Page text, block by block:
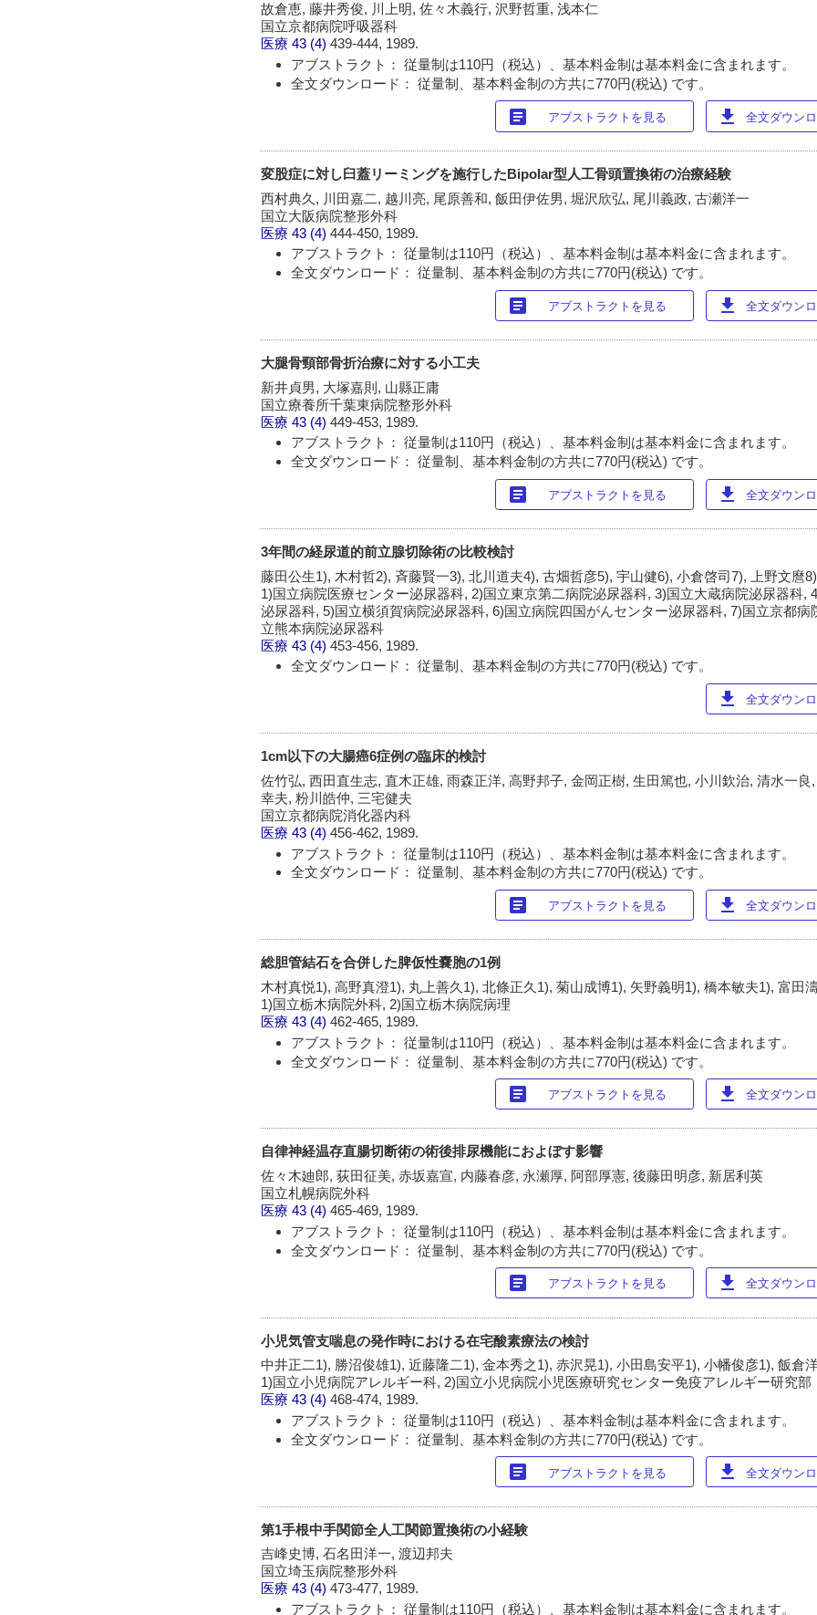
故倉恵, 藤井秀俊, 川上明, 佐々木義行, 沢野哲重, 浅本仁
国立京都病院呼吸器科
医療 43 (4)439-444, 1989.
アブストラクト： 従量制は110円（税込）、基本料金制は基本料金に含まれます。
全文ダウンロード： 従量制、基本料金制の方共に770円(税込) です。
article アブストラクトを見る download 全文ダウン
変股症に対し臼蓋リーミングを施行したBipolar型人工骨頭置換術の治療経験
西村典久, 川田嘉二, 越川亮, 尾原善和, 飯田伊佐男, 堀沢欣弘, 尾川義政, 古瀬洋一
国立大阪病院整形外科
医療 43 (4)444-450, 1989.
アブストラクト： 従量制は110円（税込）、基本料金制は基本料金に含まれます。
全文ダウンロード： 従量制、基本料金制の方共に770円(税込) です。
article アブストラクトを見る download 全文ダウン
大腿骨頸部骨折治療に対する小工夫
新井貞男, 大塚嘉則, 山縣正庸
国立療養所千葉東病院整形外科
医療 43 (4)449-453, 1989.
アブストラクト： 従量制は110円（税込）、基本料金制は基本料金に含まれます。
全文ダウンロード： 従量制、基本料金制の方共に770円(税込) です。
article アブストラクトを見る download 全文ダウン
3年間の経尿道的前立腺切除術の比較検討
藤田公生1), 木村哲2), 斉藤賢一3), 北川道夫4), 古畑哲彦5), 宇山健6), 小倉啓司7), 上野文麿8)
1)国立病院医療センター泌尿器科, 2)国立東京第二病院泌尿器科, 3)国立大蔵病院泌尿器科,
泌尿器科, 5)国立横須賀病院泌尿器科, 6)国立病院四国がんセンター泌尿器科, 7)国立京都病
立熊本病院泌尿器科
医療 43 (4)453-456, 1989.
全文ダウンロード： 従量制、基本料金制の方共に770円(税込) です。
download 全文ダウン
1cm以下の大腸癌6症例の臨床的検討
佐竹弘, 西田直生志, 直木正雄, 雨森正洋, 高野邦子, 金岡正樹, 生田篤也, 小川欽治, 清水一良
幸夫, 粉川皓仲, 三宅健夫
国立京都病院消化器内科
医療 43 (4)456-462, 1989.
アブストラクト： 従量制は110円（税込）、基本料金制は基本料金に含まれます。
全文ダウンロード： 従量制、基本料金制の方共に770円(税込) です。
article アブストラクトを見る download 全文ダウン
総胆管結石を合併した脾仮性嚢胞の1例
木村真悦1), 高野真澄1), 丸上善久1), 北條正久1), 菊山成博1), 矢野義明1), 橋本敏夫1), 富田
1)国立栃木病院外科, 2)国立栃木病院病理
医療 43 (4)462-465, 1989.
アブストラクト： 従量制は110円（税込）、基本料金制は基本料金に含まれます。
全文ダウンロード： 従量制、基本料金制の方共に770円(税込) です。
article アブストラクトを見る download 全文ダウン
自律神経温存直腸切断術の術後排尿機能におよぼす影響
佐々木廸郎, 荻田征美, 赤坂嘉宣, 内藤春彦, 永瀬厚, 阿部厚憲, 後藤田明彦, 新居利英
国立札幌病院外科
医療 43 (4)465-469, 1989.
アブストラクト： 従量制は110円（税込）、基本料金制は基本料金に含まれます。
全文ダウンロード： 従量制、基本料金制の方共に770円(税込) です。
article アブストラクトを見る download 全文ダウン
小児気管支喘息の発作時における在宅酸素療法の検討
中井正二1), 勝沼俊雄1), 近藤隆二1), 金本秀之1), 赤沢晃1), 小田島安平1), 小幡俊彦1), 飯倉
1)国立小児病院アレルギー科, 2)国立小児病院小児医療研究センター免疫アレルギー研究部
医療 43 (4)468-474, 1989.
アブストラクト： 従量制は110円（税込）、基本料金制は基本料金に含まれます。
全文ダウンロード： 従量制、基本料金制の方共に770円(税込) です。
article アブストラクトを見る download 全文ダウン
第1手根中手関節全人工関節置換術の小経験
吉峰史博, 石名田洋一, 渡辺邦夫
国立埼玉病院整形外科
医療 43 (4)473-477, 1989.
アブストラクト： 従量制は110円（税込）、基本料金制は基本料金に含まれます。